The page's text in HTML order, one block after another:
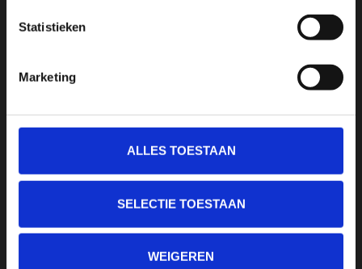
Statistieken
Marketing
ALLES TOESTAAN
SELECTIE TOESTAAN
WEIGEREN
Sport Passion